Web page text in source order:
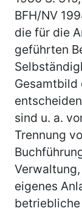
BFH/NV
die für die
geführten
Gesamtbild
sind u. a.
Trennung
eigenes